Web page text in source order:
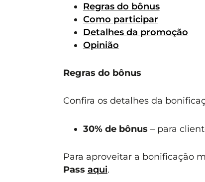
Regras do bônus
Como participar
Detalhes da promoção
Opinião
Regras do bônus
Confira os detalhes da
30% de bônus – para
Para aproveitar a bonificação
Pass aqui.